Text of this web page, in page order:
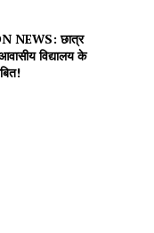
NEWS: छात्र
विद्यालय के